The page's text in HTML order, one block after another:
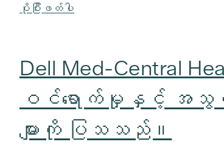
ပိုပြီးဖတ်ပါ
Dell Med-Central
ဝင်ရောက်မှုနှင့် အသွင်ကူ
များကို ပြသသည်။